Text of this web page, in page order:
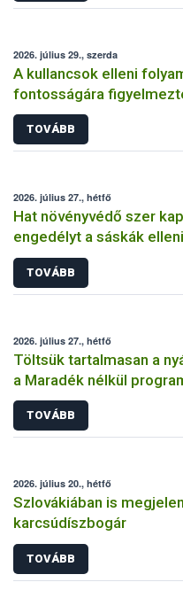
2026. július 29., szerda
A kullancsok elleni
fontosságára
TOVÁBB
2026. július 27., hétfő
Hat növényvédő szer
engedélyt a sáskák
TOVÁBB
2026. július 27., hétfő
Töltsük tartalmasan a
a Maradék nélkül
TOVÁBB
2026. július 20., hétfő
Szlovákiában is
karcsúdíszbogár
TOVÁBB